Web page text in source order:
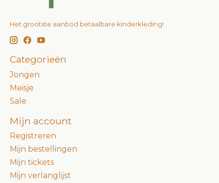
Het grootste aanbod betaalbare kinderkleding!
Categorieën
Jongen
Meisje
Sale
Mijn account
Registreren
Mijn bestellingen
Mijn tickets
Mijn verlanglijst